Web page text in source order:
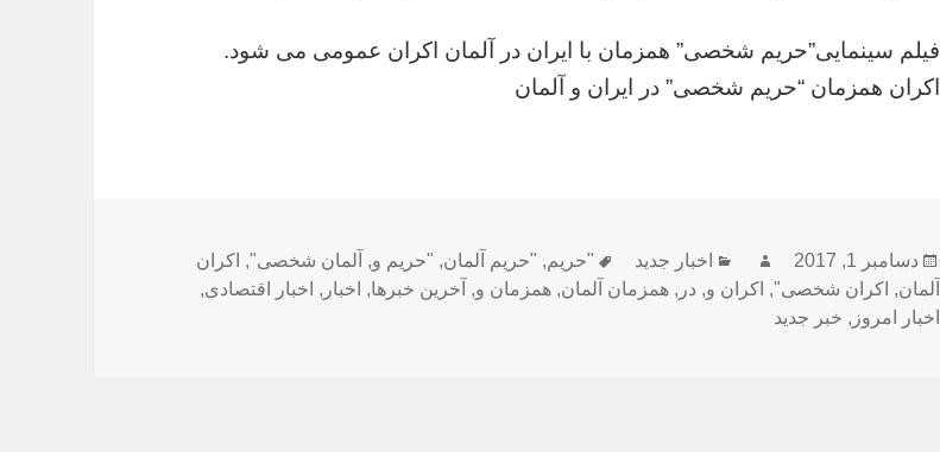
فیلم سینمایی”حریم شخصی” همزمان با ایران در آلمان اکران عمومی می شود.
اکران همزمان “حریم شخصی” در ایران و آلمان
ارسال
شده
در
دسامبر 1, 2017 نویسندهدسته‌ها
اخبار جدید برچسب‌ها
"حریم, "حریم آلمان, "حریم و, آلمان شخصی", اکران
آلمان, اکران شخصی", اکران و, در ,همزمان آلمان,همزمان و, آخرین خبرها, اخبار , اخبار اقتصادی,
اخبار امروز , خبر جدید